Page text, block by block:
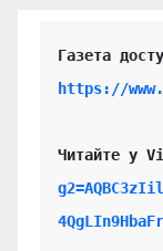
https://
Читайте у